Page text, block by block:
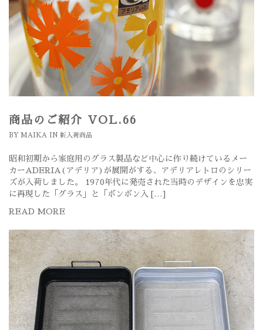
商品のご紹介 VOL.66
BY MAIKA IN 新入荷商品
昭和初期から家庭用のグラス製品など中心に作り続けているメー
カーADERIA(アデリア)が展開がする、アデリアレトロのシリー
ズが入荷しました。 1970年代に発売された当時のデザインを忠実
に再現した「グラス」と「ボンボン入 […]
READ MORE